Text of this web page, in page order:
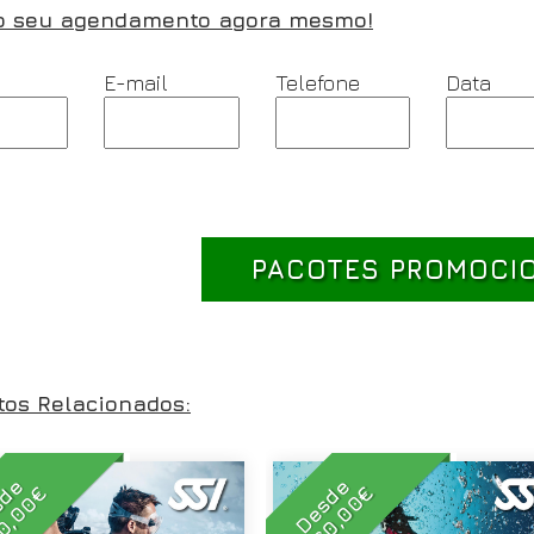
seu agendamento agora mesmo!
E-mail Telefone Data
PACOTES
Relacionados:
Desde